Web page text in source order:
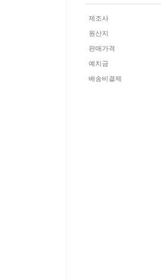
제조사
원산지
판매가격
예치금
배송비결제